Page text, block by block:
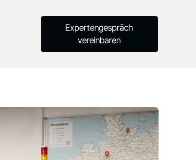
Expertengespräch
vereinbaren